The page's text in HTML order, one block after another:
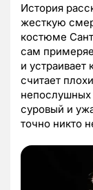
История
жесткую
костюме
сам
и устраивает
считает
непослушных
суровый и
точно никто